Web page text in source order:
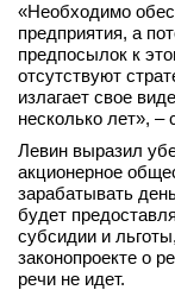
«Необходимо
предприятия, а
предпосылок к
отсутствуют
излагает свое
несколько лет», –
Левин выразил
акционерное
зарабатывать
будет
субсидии и
законопроекте о
речи не идет.